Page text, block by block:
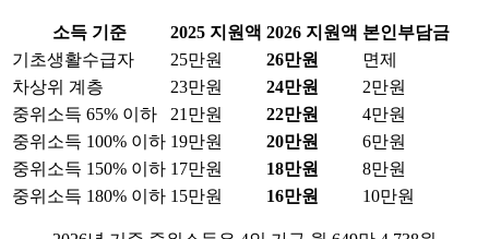
소득 기준 2025 지원액 2026 지원액 본인부담금
기초생활수급자
25만원 26만원
면제
차상위 계층
23만원 24만원
2만원
중위소득 65% 이하
21만원 22만원
4만원
중위소득 100% 이하 19만원 20만원
6만원
중위소득 150% 이하 17만원 18만원
8만원
중위소득 180% 이하 15만원 16만원 10만원